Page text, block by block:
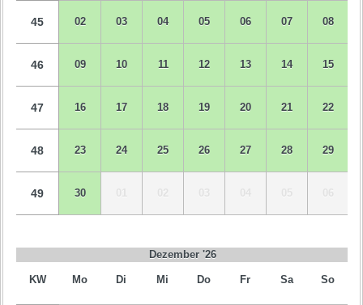
45 02 03 04 05 06 07 08
46 09 10 11 12 13 14 15
47 16 17 18 19 20 21 22
48 23 24 25 26 27 28 29
49 30 01 02 03 05 06
Dezember '26
KW Mo Di Mi Do Fr Sa So